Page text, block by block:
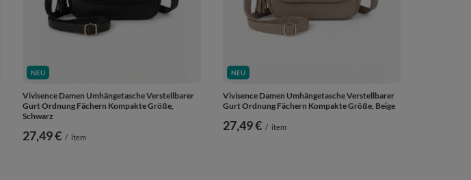
NEU
Vivisence Damen Umhängetasche Verstellbarer
Gurt Ordnung Fächern Kompakte Größe,
Schwarz
27,49 € / item
NEU
Vivisence Damen Umhängetasche Verstellbarer
Gurt Ordnung Fächern Kompakte Größe, Beige
27,49 € / item